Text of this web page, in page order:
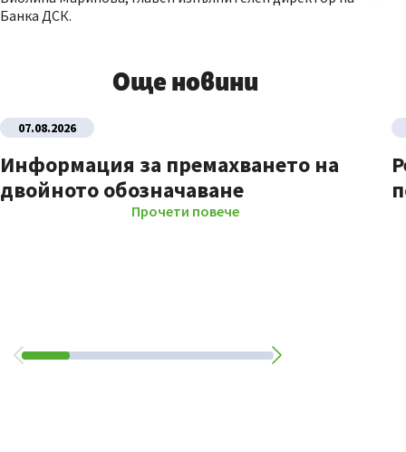
Банка ДСК.
Още новини
07.08.2026
Информация за премахването на
двойното обозначаване
Прочети повече